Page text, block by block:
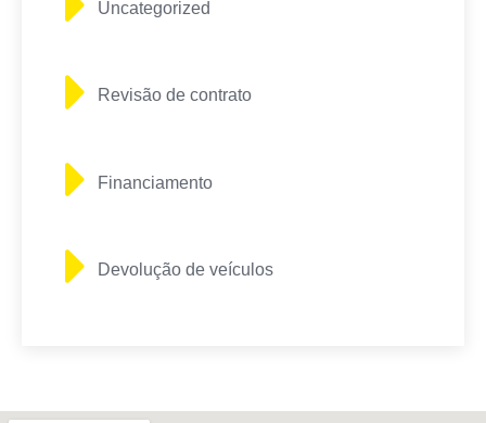
Uncategorized
Revisão de contrato
Financiamento
Devolução de veículos